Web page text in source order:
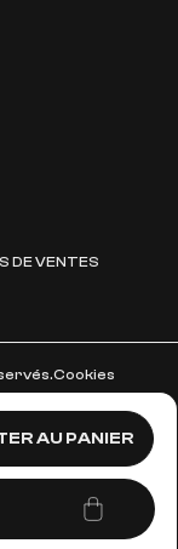
AU PANIER
DE VENTES
Cookies